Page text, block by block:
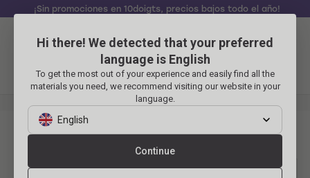
Hi there! We detected that your preferred
language is English
To get the most out of your experience and easily find all the
materials you need, we recommend visiting our website in your
language.
English
Continue
¡Sin promociones en 10doigts, precios bajos todo el año!
Identificarse
MANUALIDADES Cuchara de madera 30 cm
Cuchara de madera 30 cm